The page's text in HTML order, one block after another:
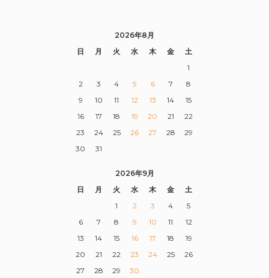
2026年8月
日
月 火 水 木 金
土
1
2
3 4 5 6 7
8
9
10 11 12 13 14
15
16
17 18 19 20 21
22
23
24 25 26 27 28
29
30
31
2026年9月
日
月 火 水 木 金
土
1
2 3 4
5
6
7 8 9 10 11
12
13
14 15 16 17 18
19
20
21 22 23 24 25
26
27
28 29 30